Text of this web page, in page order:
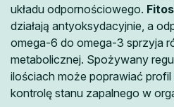
układu odpornościowego.
działają antyoksydacyjnie, a
omega-6 do omega-3 sprzyja
metabolicznej. Spożywany
ilościach może poprawiać
kontrolę stanu zapalnego w